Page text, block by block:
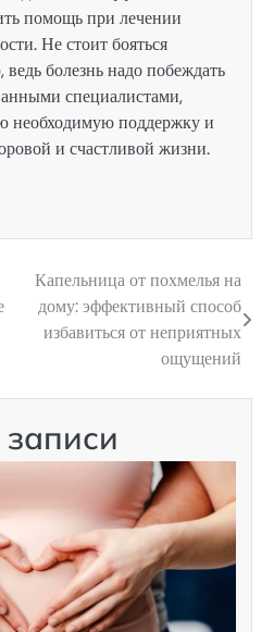
помощь при лечении
Не стоит бояться
болезнь надо побеждать
специалистами,
необходимую поддержку и
и счастливой жизни.
Капельница от похмелья на
дому: эффективный способ
избавиться от неприятных
ощущений